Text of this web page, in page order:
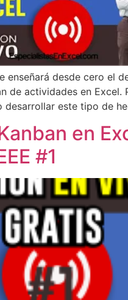
enseñará desde cero el
de actividades en Excel.
desarrollar este tipo de
en
#1